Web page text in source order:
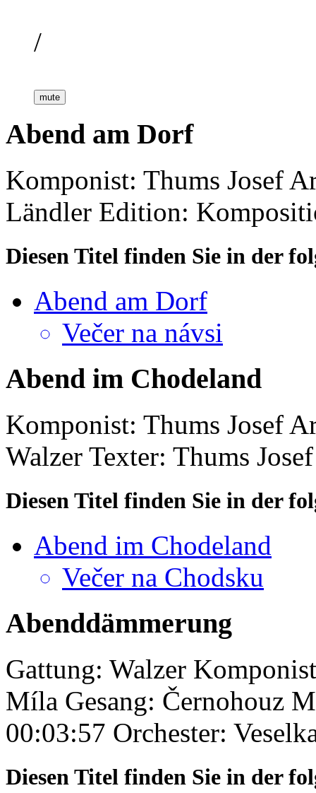
/
mute
Abend am Dorf
Komponist: Thums Josef
Ländler Edition:
Diesen Titel finden Sie in der
Abend am Dorf
Večer na návsi
Abend im Chodeland
Komponist: Thums Josef
Walzer Texter: Thums Josef
Diesen Titel finden Sie in der
Abend im Chodeland
Večer na Chodsku
Abenddämmerung
Gattung: Walzer
Míla Gesang: Černohouz
00:03:57 Orchester:
Diesen Titel finden Sie in der